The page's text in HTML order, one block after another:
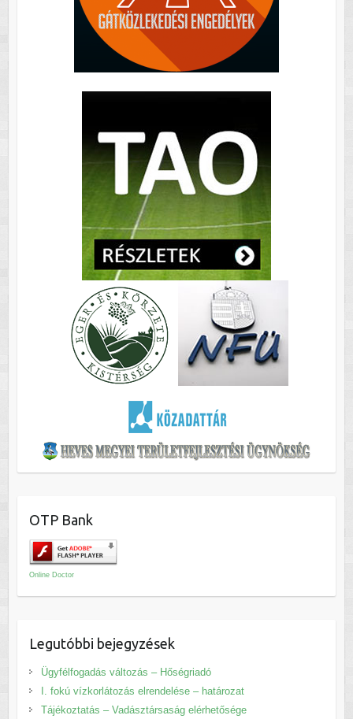
OTP Bank
Online Doctor
Legutóbbi bejegyzések
Ügyfélfogadás változás – Hőségriadó
I. fokú vízkorlátozás elrendelése – határozat
Tájékoztatás – Vadásztársaság elérhetősége